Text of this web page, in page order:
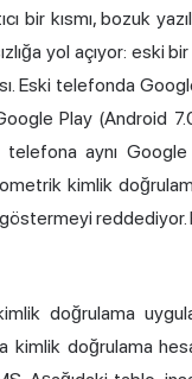
bir kısmı, bozuk
yol açıyor: eski
Eski telefonda
Play (Android
aynı
kimlik
reddediyor.
doğrulama
doğrulama